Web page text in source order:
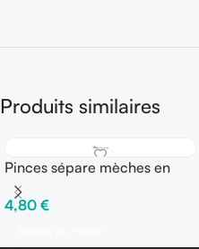
Produits similaires
Pinces sépare mèches en
ALU 9 cm – Sachet de 12
pinces
4,80 €